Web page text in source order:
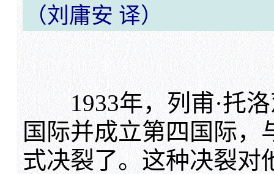
（刘庸安 译）
1933年，列甫·托洛
国际并成立第四国际，
式决裂了。这种决裂对